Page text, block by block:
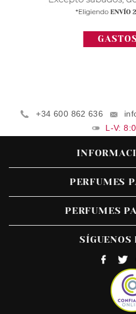
+34 600 862 636
L-V:
PERFUMES
PERFUMES
SÍGUENOS